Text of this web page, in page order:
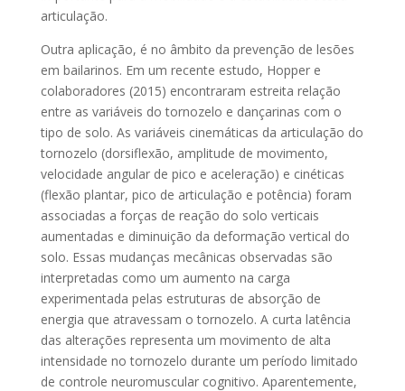
articulação.
Outra aplicação, é no âmbito da prevenção de lesões
em bailarinos. Em um recente estudo, Hopper e
colaboradores (2015) encontraram estreita relação
entre as variáveis do tornozelo e dançarinas com o
tipo de solo. As variáveis cinemáticas da articulação do
tornozelo (dorsiflexão, amplitude de movimento,
velocidade angular de pico e aceleração) e cinéticas
(flexão plantar, pico de articulação e potência) foram
associadas a forças de reação do solo verticais
aumentadas e diminuição da deformação vertical do
solo. Essas mudanças mecânicas observadas são
interpretadas como um aumento na carga
experimentada pelas estruturas de absorção de
energia que atravessam o tornozelo. A curta latência
das alterações representa um movimento de alta
intensidade no tornozelo durante um período limitado
de controle neuromuscular cognitivo. Aparentemente,